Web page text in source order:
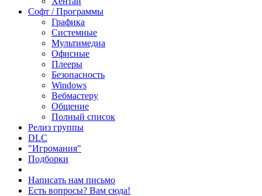
Софт / Программы
Графика
Системные
Мультимедиа
Офисные
Плееры
Безопасность
Windows
Вебмастеру
Общение
Полный список
Релиз группы
DLC
"Игромания"
Подборки
Написать нам письмо
Есть вопросы? Вам сюда!